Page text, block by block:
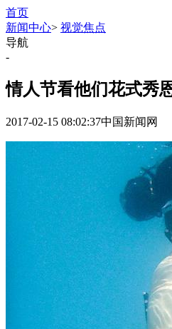
首页
新闻中心> 视觉焦点
导航
-
情人节看他们花式秀
2017-02-15 08:02:37中国新闻网